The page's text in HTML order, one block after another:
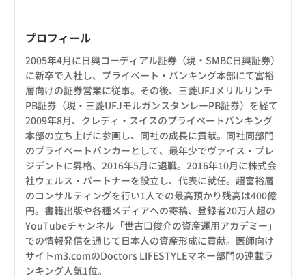
プロフィール
2005年4月に日興コーディアル証券（現・SMBC日興証券）
に新卒で入社し、プライベート・バンキング本部にて富裕
層向けの証券営業に従事。その後、三菱UFJメリルリンチ
PB証券（現・三菱UFJモルガンスタンレーPB証券）を経て
2009年8月、クレディ・スイスのプライベートバンキング
本部の立ち上げに参画し、同社の成長に貢献。同社同部門
のプライベートバンカーとして、最年少でヴァイス・プレ
ジデントに昇格、2016年5月に退職。2016年10月に株式会
社ウェルス・パートナーを設立し、代表に就任。超富裕層
のコンサルティングを行い1人での最高預かり残高は400億
円。書籍出版や各種メディアへの寄稿、登録者20万人超の
YouTubeチャンネル「世古口俊介の資産運用アカデミー」
での情報発信を通じて日本人の資産形成に貢献。医師向け
サイトm3.comのDoctors LIFESTYLEマネー部門の連載ラ
ンキング人気1位。